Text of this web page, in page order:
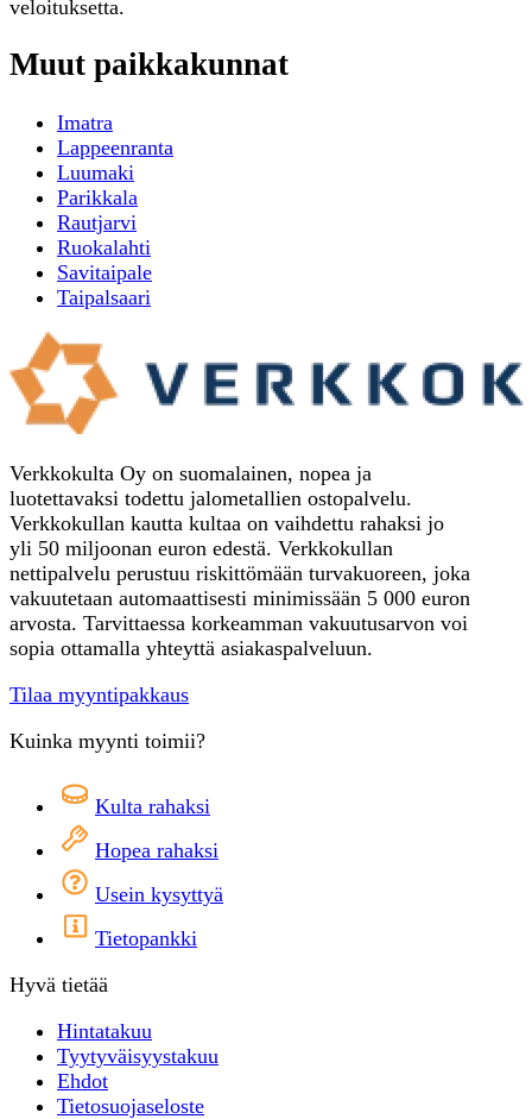
veloituksetta.
Muut paikkakunnat
Imatra
Lappeenranta
Luumaki
Parikkala
Rautjarvi
Ruokalahti
Savitaipale
Taipalsaari
Verkkokulta Oy on suomalainen, nopea ja
luotettavaksi todettu jalometallien ostopalvelu.
Verkkokullan kautta kultaa on vaihdettu rahaksi jo
yli 50 miljoonan euron edestä. Verkkokullan
nettipalvelu perustuu riskittömään turvakuoreen, joka
vakuutetaan automaattisesti minimissään 5 000 euron
arvosta. Tarvittaessa korkeamman vakuutusarvon voi
sopia ottamalla yhteyttä asiakaspalveluun.
Tilaa myyntipakkaus
Kuinka myynti toimii?
Kulta rahaksi
Hopea rahaksi
Usein kysyttyä
Tietopankki
Hyvä tietää
Hintatakuu
Tyytyväisyystakuu
Ehdot
Tietosuojaseloste